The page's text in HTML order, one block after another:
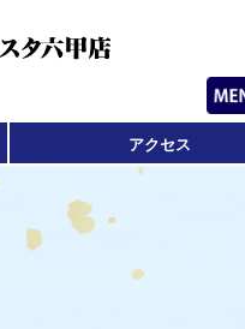
アクセス